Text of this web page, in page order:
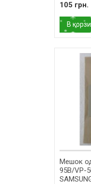
105 грн.
В
Мешок
95B/VP-